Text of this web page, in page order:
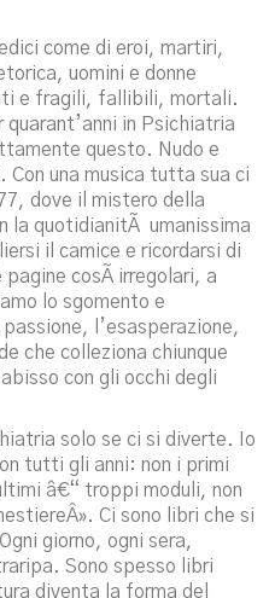
come di eroi, martiri,
uomini e donne
e fragili, fallibili, mortali.
in Psichiatria
questo. Nudo e
una musica tutta sua ci
dove il mistero della
la quotidianitÃ umanissima
il camice e ricordarsi di
cosÃ­ irregolari, a
lo sgomento e
l’esasperazione,
che colleziona chiunque
con gli occhi degli
solo se ci si diverte. Io
tutti gli anni: non i primi
â€“ troppi moduli, non
Ci sono libri che si
giorno, ogni sera,
Sono spesso libri
diventa la forma del